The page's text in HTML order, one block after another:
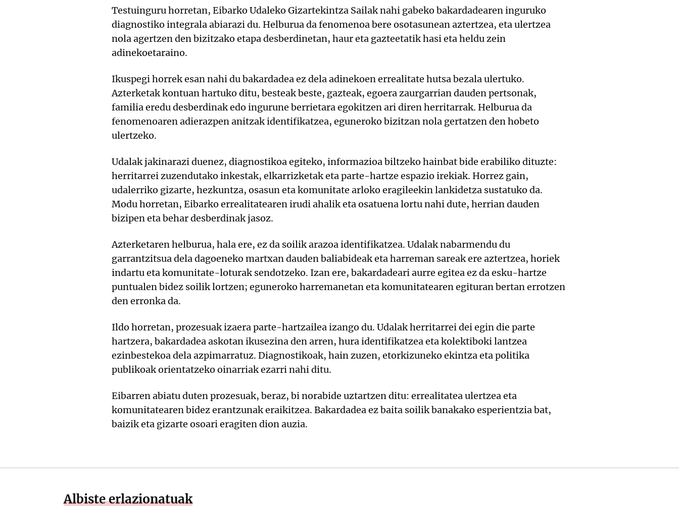
Testuinguru horretan, Eibarko Udaleko Gizartekintza Sailak nahi gabeko bakardadearen inguruko
diagnostiko integrala abiarazi du. Helburua da fenomenoa bere osotasunean aztertzea, eta ulertzea
nola agertzen den bizitzako etapa desberdinetan, haur eta gazteetatik hasi eta heldu zein
adinekoetaraino.
Ikuspegi horrek esan nahi du bakardadea ez dela adinekoen errealitate hutsa bezala ulertuko.
Azterketak kontuan hartuko ditu, besteak beste, gazteak, egoera zaurgarrian dauden pertsonak,
familia eredu desberdinak edo ingurune berrietara egokitzen ari diren herritarrak. Helburua da
fenomenoaren adierazpen anitzak identifikatzea, eguneroko bizitzan nola gertatzen den hobeto
ulertzeko.
Udalak jakinarazi duenez, diagnostikoa egiteko, informazioa biltzeko hainbat bide erabiliko dituzte:
herritarrei zuzendutako inkestak, elkarrizketak eta parte-hartze espazio irekiak. Horrez gain,
udalerriko gizarte, hezkuntza, osasun eta komunitate arloko eragileekin lankidetza sustatuko da.
Modu horretan, Eibarko errealitatearen irudi ahalik eta osatuena lortu nahi dute, herrian dauden
bizipen eta behar desberdinak jasoz.
Azterketaren helburua, hala ere, ez da soilik arazoa identifikatzea. Udalak nabarmendu du
garrantzitsua dela dagoeneko martxan dauden baliabideak eta harreman sareak ere aztertzea, horiek
indartu eta komunitate-loturak sendotzeko. Izan ere, bakardadeari aurre egitea ez da esku-hartze
puntualen bidez soilik lortzen; eguneroko harremanetan eta komunitatearen egituran bertan errotzen
den erronka da.
Ildo horretan, prozesuak izaera parte-hartzailea izango du. Udalak herritarrei dei egin die parte
hartzera, bakardadea askotan ikusezina den arren, hura identifikatzea eta kolektiboki lantzea
ezinbestekoa dela azpimarratuz. Diagnostikoak, hain zuzen, etorkizuneko ekintza eta politika
publikoak orientatzeko oinarriak ezarri nahi ditu.
Eibarren abiatu duten prozesuak, beraz, bi norabide uztartzen ditu: errealitatea ulertzea eta
komunitatearen bidez erantzunak eraikitzea. Bakardadea ez baita soilik banakako esperientzia bat,
baizik eta gizarte osoari eragiten dion auzia.
Albiste erlazionatuak